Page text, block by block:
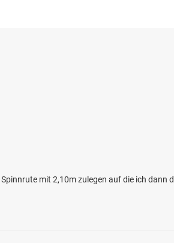
mit 2,10m zulegen auf die ich dann